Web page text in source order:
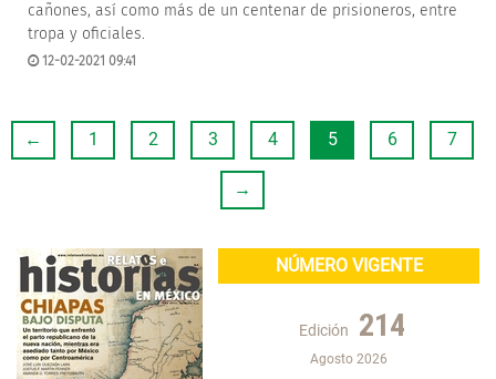
cañones, así como más de un centenar de prisioneros, entre
tropa y oficiales.
12-02-2021 09:41
← 1 2 3 4 5 6 7
→
NÚMERO VIGENTE
Edición 214
Agosto 2026